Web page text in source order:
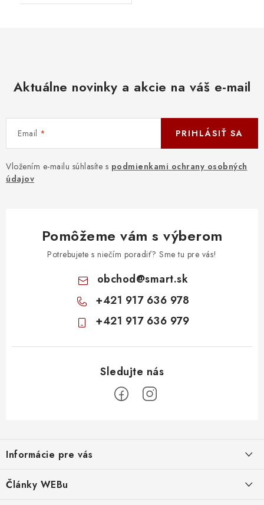
Aktuálne novinky a akcie na váš e-mail
Email
Vložením e-mailu súhlasíte s podmienkami ochrany osobných
údajov
PRIHLÁSIŤ SA
Pomôžeme vám s výberom
Potrebujete s niečím poradiť? Sme tu pre vás!
obchod@smart.sk
+421 917 636 978
+421 917 636 979
p
ä
Informácie pre vás
Obchodné podmienky
Články WEBu